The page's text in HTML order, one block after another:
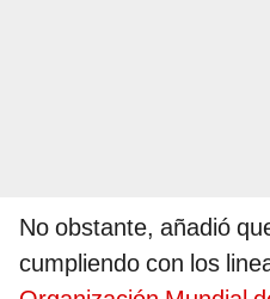
No obstante, añadió
cumpliendo con los